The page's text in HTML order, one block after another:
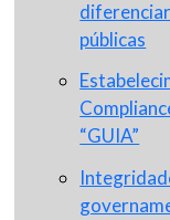
públicas
“GUIA”